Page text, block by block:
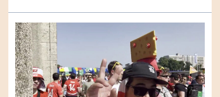
Italiani
e
svizzeri
colorano
Berlino
prima